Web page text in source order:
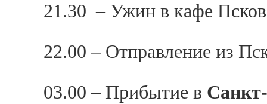
21.30 – Ужин в кафе
22.00 – Отправление из
03.00 – Прибытие в